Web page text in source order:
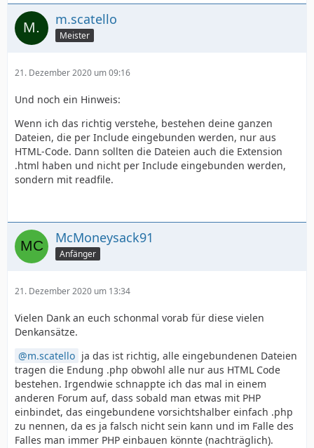
m.scatello
Meister
21. Dezember 2020 um 09:16
Und noch ein Hinweis:
Wenn ich das richtig verstehe, bestehen deine ganzen
Dateien, die per Include eingebunden werden, nur aus
HTML-Code. Dann sollten die Dateien auch die Extension
.html haben und nicht per Include eingebunden werden,
sondern mit readfile.
McMoneysack91
Anfänger
21. Dezember 2020 um 13:34
Vielen Dank an euch schonmal vorab für diese vielen
Denkansätze.
m.scatello ja das ist richtig, alle eingebundenen Dateien
tragen die Endung .php obwohl alle nur aus HTML Code
bestehen. Irgendwie schnappte ich das mal in einem
anderen Forum auf, dass sobald man etwas mit PHP
einbindet, das eingebundene vorsichtshalber einfach .php
zu nennen, da es ja falsch nicht sein kann und im Falle des
Falles man immer PHP einbauen könnte (nachträglich).